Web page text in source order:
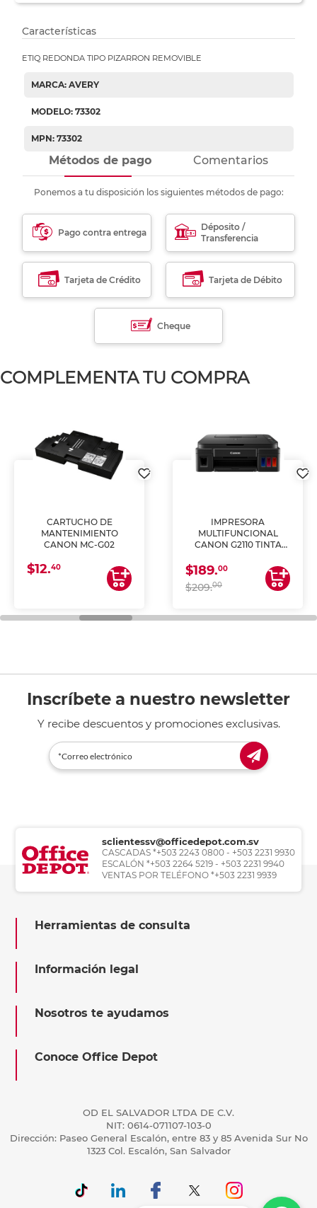
Características
ETIQ REDONDA TIPO PIZARRON REMOVIBLE
MARCA: AVERY
MODELO: 73302
MPN: 73302
Métodos de pago Comentarios
Ponemos a tu disposición los siguientes métodos de pago:
Pago contra entrega
Déposito /
Transferencia
Tarjeta de Crédito Tarjeta de Débito
Cheque
COMPLEMENTA TU COMPRA
CARTUCHO DE
MANTENIMIENTO
CANON MC-G02
$12.40
IMPRESORA
MULTIFUNCIONAL
CANON G2110 TINTA
$189.00
$209.00
Inscríbete a nuestro newsletter
Y recibe descuentos y promociones exclusivas.
sclientessv@officedepot.com.sv
CASCADAS *+503 2243 0800 - +503 2231 9930
ESCALÓN *+503 2264 5219 - +503 2231 9940
VENTAS POR TELÉFONO *+503 2231 9939
Herramientas de consulta
Información legal
Nosotros te ayudamos
Conoce Office Depot
OD EL SALVADOR LTDA DE C.V.
NIT: 0614-071107-103-0
Dirección: Paseo General Escalón, entre 83 y 85 Avenida Sur No
1323 Col. Escalón, San Salvador